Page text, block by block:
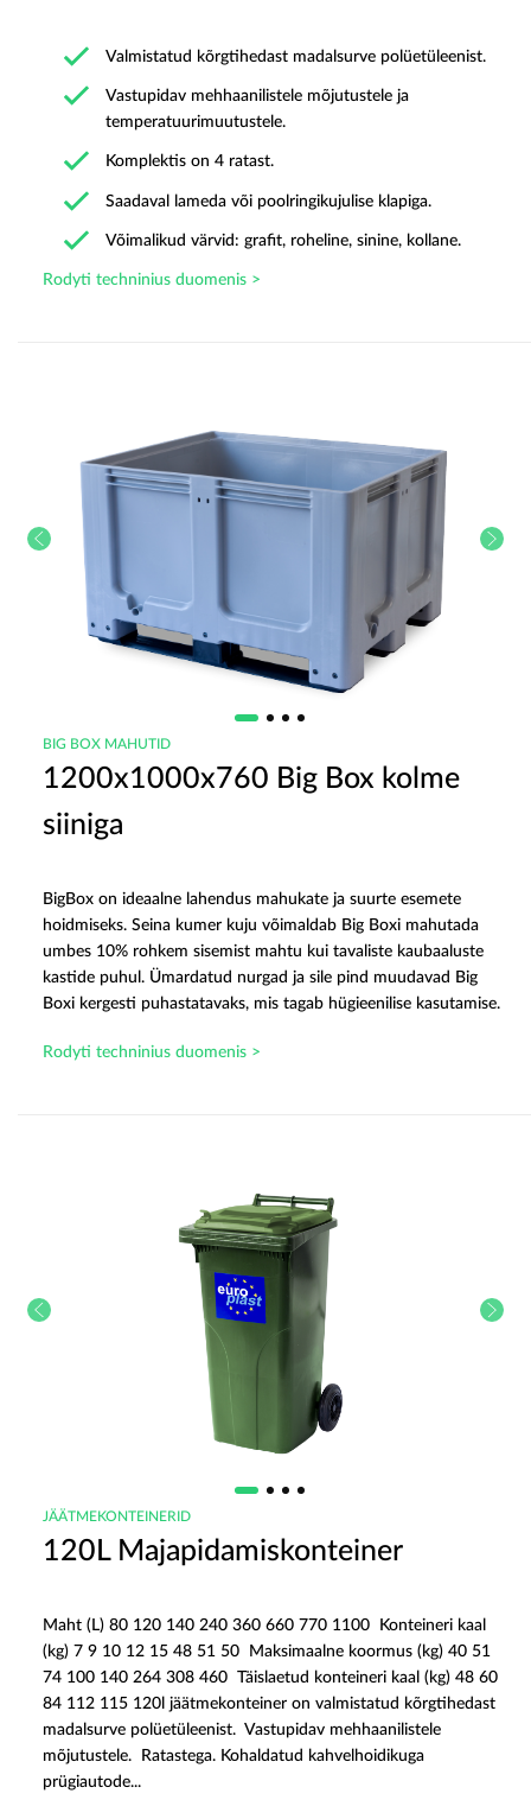
Valmistatud kõrgtihedast madalsurve polüetüleenist.
Vastupidav mehhaanilistele mõjutustele ja
temperatuurimuutustele.
Komplektis on 4 ratast.
Saadaval lameda või poolringikujulise klapiga.
Võimalikud värvid: grafit, roheline, sinine, kollane.
Rodyti techninius duomenis >
BIG BOX MAHUTID
1200x1000x760 Big Box kolme
siiniga
BigBox on ideaalne lahendus mahukate ja suurte esemete
hoidmiseks. Seina kumer kuju võimaldab Big Boxi mahutada
umbes 10% rohkem sisemist mahtu kui tavaliste kaubaaluste
kastide puhul. Ümardatud nurgad ja sile pind muudavad Big
Boxi kergesti puhastatavaks, mis tagab hügieenilise kasutamise.
Rodyti techninius duomenis >
JÄÄTMEKONTEINERID
120L Majapidamiskonteiner
Maht (L) 80 120 140 240 360 660 770 1100 Konteineri kaal
(kg) 7 9 10 12 15 48 51 50 Maksimaalne koormus (kg) 40 51
74 100 140 264 308 460 Täislaetud konteineri kaal (kg) 48 60
84 112 115 120l jäätmekonteiner on valmistatud kõrgtihedast
madalsurve polüetüleenist. Vastupidav mehhaanilistele
mõjutustele. Ratastega. Kohaldatud kahvelhoidikuga
prügiautode...